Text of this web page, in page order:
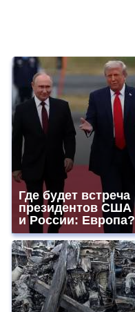
Где будет встреча
президентов США
и России: Европа?